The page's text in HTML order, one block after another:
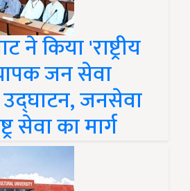
किया 'राष्ट्रीय
जन सेवा
उद्घाटन, जनसेवा
सेवा का मार्ग